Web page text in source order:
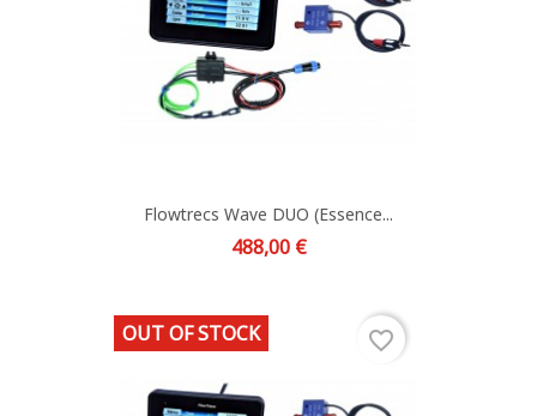
Flowtrecs Wave DUO (Essence...
Prix
488,00 €
OUT OF STOCK favorite_border